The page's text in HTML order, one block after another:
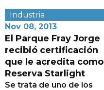
Industria
Nov 08, 2013
El Parque Fray Jorge
recibió certificación
que le acredita como
Reserva Starlight
Se trata de uno de los